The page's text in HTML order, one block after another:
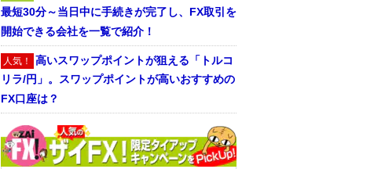
最短30分～当日中に手続きが完了し、FX取引を
開始できる会社を一覧で紹介！
人気！ 高いスワップポイントが狙える「トルコ
リラ/円」。スワップポイントが高いおすすめの
FX口座は？